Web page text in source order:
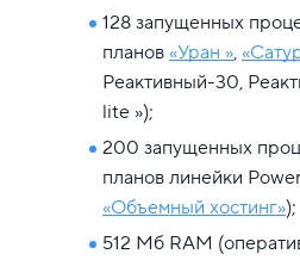
128 запущенных
планов «Уран »,
Реактивный-30,
lite »);
200 запущенных
планов линейки
«Объемный хостинг»);
512 Мб RAM